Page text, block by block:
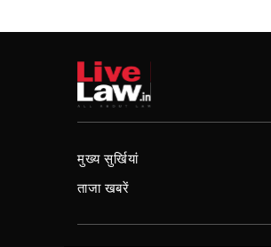
मुख्य सुर्खियां
ताजा खबरें